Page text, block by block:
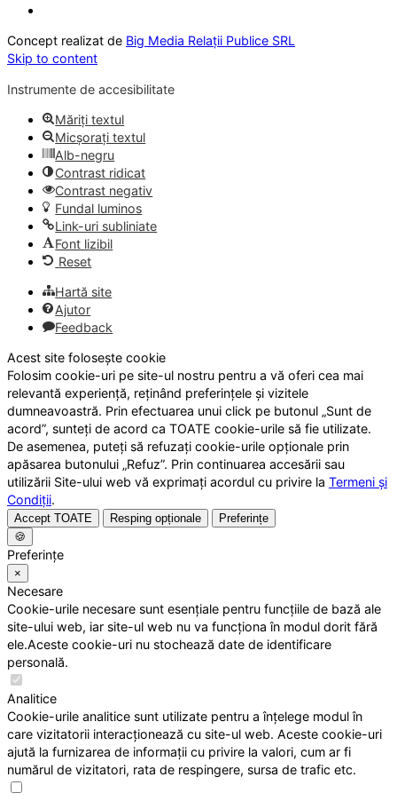
Concept realizat de Big Media Relații Publice SRL
Skip to content
Instrumente de accesibilitate
Măriți textul
Micșorați textul
Alb-negru
Contrast ridicat
Contrast negativ
Fundal luminos
Link-uri subliniate
Font lizibil
Reset
Hartă site
Ajutor
Feedback
Acest site folosește cookie
Folosim cookie-uri pe site-ul nostru pentru a vă oferi cea mai
relevantă experiență, reținând preferințele și vizitele
dumneavoastră. Prin efectuarea unui click pe butonul „Sunt de
acord”, sunteți de acord ca TOATE cookie-urile să fie utilizate.
De asemenea, puteți să refuzați cookie-urile opționale prin
apăsarea butonului „Refuz”. Prin continuarea accesării sau
utilizării Site-ului web vă exprimați acordul cu privire la Termeni și
Condiții.
Accept TOATE Resping opționale
Preferințe
🍪
Preferințe
×
Necesare
Cookie-urile necesare sunt esențiale pentru funcțiile de bază ale
site-ului web, iar site-ul web nu va funcționa în modul dorit fără
ele.Aceste cookie-uri nu stochează date de identificare
personală.
Analitice
Cookie-urile analitice sunt utilizate pentru a înțelege modul în
care vizitatorii interacționează cu site-ul web. Aceste cookie-uri
ajută la furnizarea de informații cu privire la valori, cum ar fi
numărul de vizitatori, rata de respingere, sursa de trafic etc.